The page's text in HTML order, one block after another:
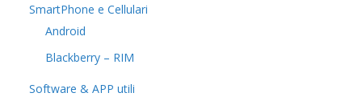
SmartPhone e Cellulari
Android
Blackberry – RIM
Software & APP utili